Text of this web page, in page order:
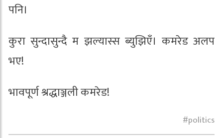
पनि।
कुरा सुन्दासुन्दै म झल्यास्स ब्युझिएँ। कमरेड अलप
भए!
भावपूर्ण श्रद्धाञ्जली कमरेड!
politics